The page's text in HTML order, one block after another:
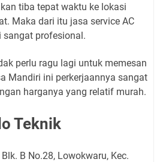
tiba tepat waktu ke lokasi
Maka dari itu jasa service AC
sangat profesional.
perlu ragu lagi untuk memesan
Mandiri ini perkerjaannya sangat
harganya yang relatif murah.
Teknik
B No.28, Lowokwaru, Kec.